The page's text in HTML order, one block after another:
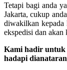
Tetapi bagi anda
Jakarta, cukup
diwakilkan kepada
ekspedisi dan akan
Kami hadir untuk
hadapi